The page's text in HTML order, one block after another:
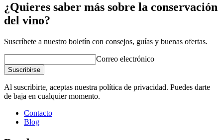
wine accessories
¿Quieres saber más sobre la conservación
del vino?
Suscríbete a nuestro boletín con consejos, guías y buenas ofertas.
Correo electrónico
Suscribirse
Al suscribirte, aceptas nuestra política de privacidad. Puedes darte
de baja en cualquier momento.
Contacto
Blog